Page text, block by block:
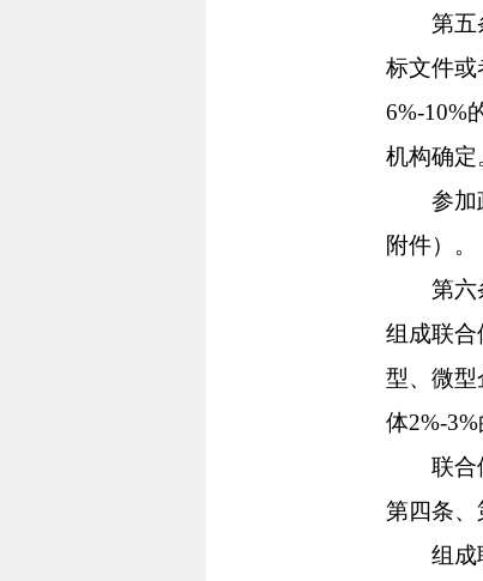
第五条
标文件或
6%-10%
机构确定
参加政
附件）。
第六条
组成联
型、微型
体2%-3%
联合体
第四条、
组成联